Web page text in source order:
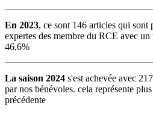
En 2023, ce sont 146 articles qui sont
expertes des membre du RCE avec
46,6%
La saison 2024 s'est achevée avec
par nos bénévoles. cela représente
précédente